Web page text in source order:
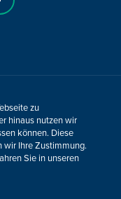
Barrierefreiheit
zu
hinaus nutzen wir
können. Diese
wir Ihre Zustimmung.
Sie in unseren